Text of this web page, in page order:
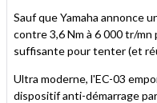
Sauf que Yamaha annonce
contre 3,6 Nm à 6 000 tr/mn
suffisante pour tenter (et
Ultra moderne, l'EC-03
dispositif anti-démarrage